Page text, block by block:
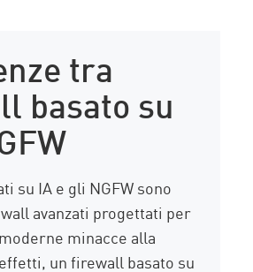
tra
basato su
su IA e gli NGFW sono
avanzati progettati per
minacce alla
un firewall basato su